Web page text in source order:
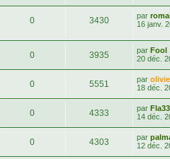
0 3430 par
16 janv.
0 3935 par Fool
20 déc.
0 5551 par
18 déc.
0 4333 par Fla33
14 déc.
0 4303 par
12 déc.